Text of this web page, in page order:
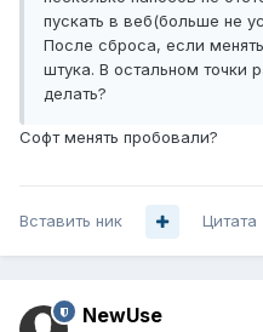
пускать в веб(больше не
После сброса, если
штука. В остальном точки
делать?
Софт менять пробовали?
Вставить ник Цитата
NewUse